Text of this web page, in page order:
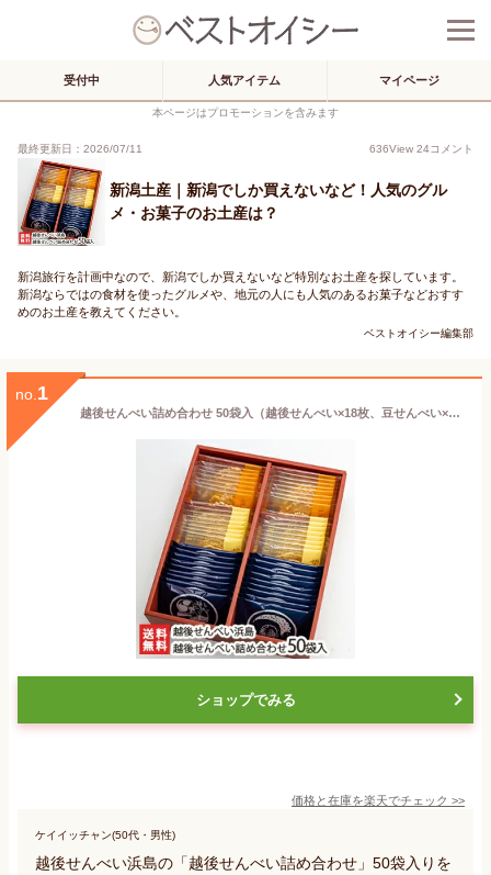
受付中 人気アイテム マイページ
本ページはプロモーションを含みます
最終更新日：2026/07/11 636View 24コメント
新潟土産｜新潟でしか買えないなど！人気のグル
メ・お菓子のお土産は？
新潟旅行を計画中なので、新潟でしか買えないなど特別なお土産を探しています。
新潟ならではの食材を使ったグルメや、地元の人にも人気のあるお菓子などおすす
めのお土産を教えてください。
ベストオイシー編集部
no. 1
越後せんべい詰め合わせ 50袋入（越後せんべい×18枚、豆せんべい×16枚、枚胡麻せんべい×16枚）越後せんべい浜島【湊町新潟のお土産品の定番/煎餅】【お土産/手土産/プレゼント/ギフトに！贈り物】【送料無料】
ショップでみる
価格と在庫を楽天でチェック >>
ケイイッチャン(50代・男性)
越後せんべい浜島の「越後せんべい詰め合わせ」50袋入りを